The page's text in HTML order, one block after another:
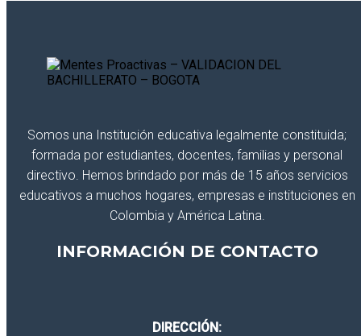
Somos una Institución educativa legalmente constituida;
formada por estudiantes, docentes, familias y personal
directivo. Hemos brindado por más de 15 años servicios
educativos a muchos hogares, empresas e instituciones en
Colombia y América Latina.
INFORMACIÓN DE CONTACTO
DIRECCIÓN: